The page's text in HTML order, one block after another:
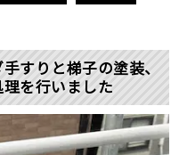
すりと梯子の塗装、
を行いました